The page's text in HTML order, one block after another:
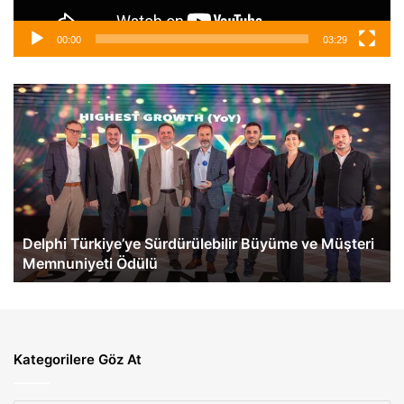
00:00 03:29
Mercedes-
Benz
Türk,
İlk
eActros
600
Teslimatını
Gerçekleştirdi…
Mercedes-Benz Türk, İlk eActros 600 Teslimatını
Gerçekleştirdi…
Kategorilere Göz At